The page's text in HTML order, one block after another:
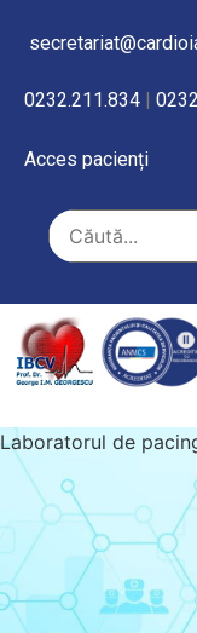
0232.211.834
Acces pacienți
Laboratorul de